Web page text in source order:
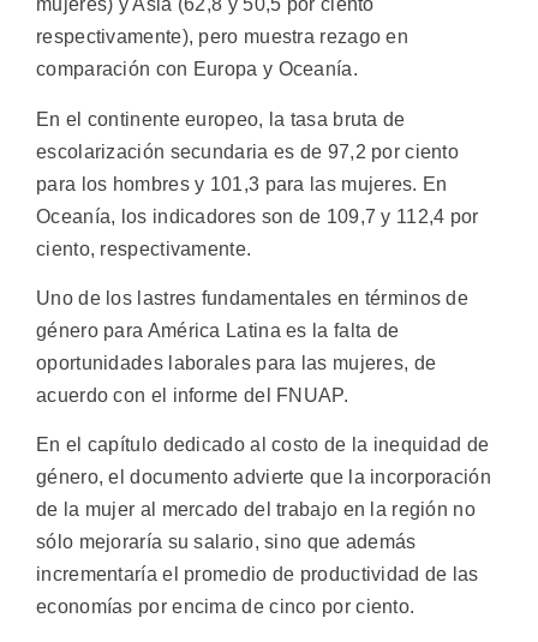
mujeres) y Asia (62,8 y 50,5 por ciento
respectivamente), pero muestra rezago en
comparación con Europa y Oceanía.
En el continente europeo, la tasa bruta de
escolarización secundaria es de 97,2 por ciento
para los hombres y 101,3 para las mujeres. En
Oceanía, los indicadores son de 109,7 y 112,4 por
ciento, respectivamente.
Uno de los lastres fundamentales en términos de
género para América Latina es la falta de
oportunidades laborales para las mujeres, de
acuerdo con el informe del FNUAP.
En el capítulo dedicado al costo de la inequidad de
género, el documento advierte que la incorporación
de la mujer al mercado del trabajo en la región no
sólo mejoraría su salario, sino que además
incrementaría el promedio de productividad de las
economías por encima de cinco por ciento.